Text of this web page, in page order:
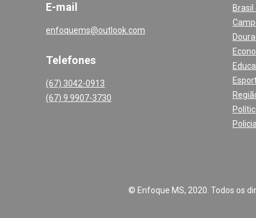
E-mail
enfoquems@outlook.com
Telefones
(67) 3042-0913
(67) 9 9907-3730
Brasil
Policial
© Enfoque MS, 2020. Todos os